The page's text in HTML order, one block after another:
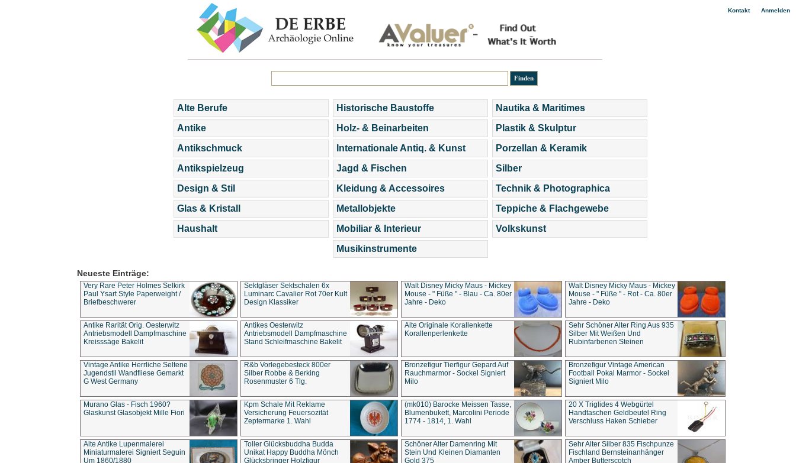
Kontakt| Anmelden
Alte Berufe
Antike
Antikschmuck
Antikspielzeug
Design & Stil
Glas & Kristall
Haushalt
Historische Baustoffe
Holz- & Beinarbeiten
Internationale Antiq. & Kunst
Jagd & Fischen
Kleidung & Accessoires
Metallobjekte
Mobiliar & Interieur
Musikinstrumente
Nautika & Maritimes
Plastik & Skulptur
Porzellan & Keramik
Silber
Technik & Photographica
Teppiche & Flachgewebe
Volkskunst
Neueste Einträge:
Very Rare Peter Holmes Selkirk
Paul Ysart Style Paperweight /
Briefbeschwerer
Sektgläser Sektschalen 6x
Luminarc Cavalier Rot 70er Kult
Design Klassiker
Walt Disney Micky Maus - Mickey
Mouse - " Füße " - Blau - Ca. 80er
Jahre - Deko
Walt Disney Micky Maus - Mickey
Mouse - " Füße " - Rot - Ca. 80er
Jahre - Deko
Antike Rarität Orig. Oesterwitz
Antriebsmodell Dampfmaschine
Kreisssäge Bakelit
Antikes Oesterwitz
Antriebsmodell Dampfmaschine
Stand Schleifmaschine Bakelit
Alte Originale Korallenkette
Korallenperlenkette
Sehr Schöner Alter Ring Aus 935
Silber Mit Weißen Und
Rubinfarbenen Steinen
Vintage Antike Herrliche Seltene
Jugendstil Wandfliese Gemarkt
G West Germany
R&b Vorlegebesteck 800er
Silber Robbe & Berking
Rosenmuster 6 Tlg.
Bronzefigur Tierfigur Gepard Auf
Rauchmarmor - Sockel Signiert
Milo
Bronzefigur Vintage American
Football Pokal Marmor - Sockel
Signiert Milo
Murano Glas - Fisch 1960?
Glaskunst Glasobjekt Mille Fiori
Kpm Schale Mit Reklame
Versicherung Feuersozität
Zeptermarke 1. Wahl
(mk010) Barocke Meissen Tasse,
Blumenbukett, Marcolini Periode
1774 - 1814, 1. Wahl
20 X Triglides 4 Webgürtel
Handtaschen Geldbeutel Ring
Verschluss Haken Schieber
Alte Antike Lupenmalerei
Miniaturmalerei Signiert Seguin
Um 1860/1880
Toller Glücksbuddha Budda
Unikat Happy Buddha Mönch
Glücksbringer Holzfigur
Schöner Alter Damenring Mit
Stein Und Kleinen Diamanten
Gold 375
Sehr Alter Silber 835 Fischpunze
Fischland Bernsteinanhänger
Amber Butterscotch